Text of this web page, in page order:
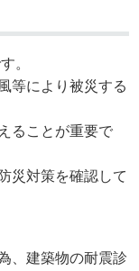
。
等により被災する
ることが重要で
災対策を確認して
、建築物の耐震診